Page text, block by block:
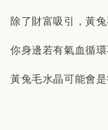
除了財富吸引，黃
你身邊若有氣血循
黃兔毛水晶可能會是